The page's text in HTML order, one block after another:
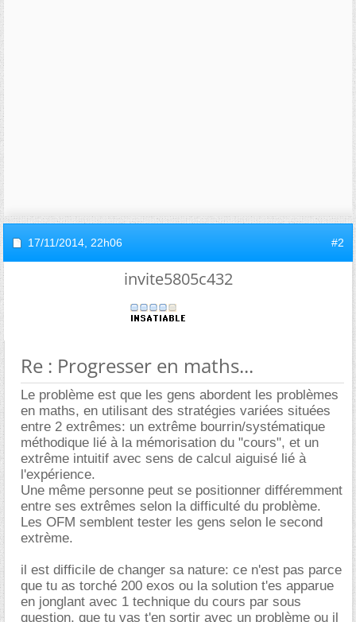
17/11/2014, 22h06 #2
invite5805c432
Re : Progresser en maths...
Le problème est que les gens abordent les problèmes
en maths, en utilisant des stratégies variées situées
entre 2 extrêmes: un extrême bourrin/systématique
méthodique lié à la mémorisation du "cours", et un
extrême intuitif avec sens de calcul aiguisé lié à
l'expérience.
Une même personne peut se positionner différemment
entre ses extrêmes selon la difficulté du problème.
Les OFM semblent tester les gens selon le second
extrème.
il est difficile de changer sa nature: ce n'est pas parce
que tu as torché 200 exos ou la solution t'es apparue
en jonglant avec 1 technique du cours par sous
question, que tu vas t'en sortir avec un problème ou il